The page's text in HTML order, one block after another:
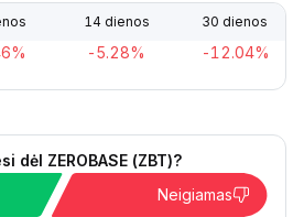
14 dienos 30 dienos
-5.28% -12.04%
dėl ZEROBASE (ZBT)?
Neigiamas